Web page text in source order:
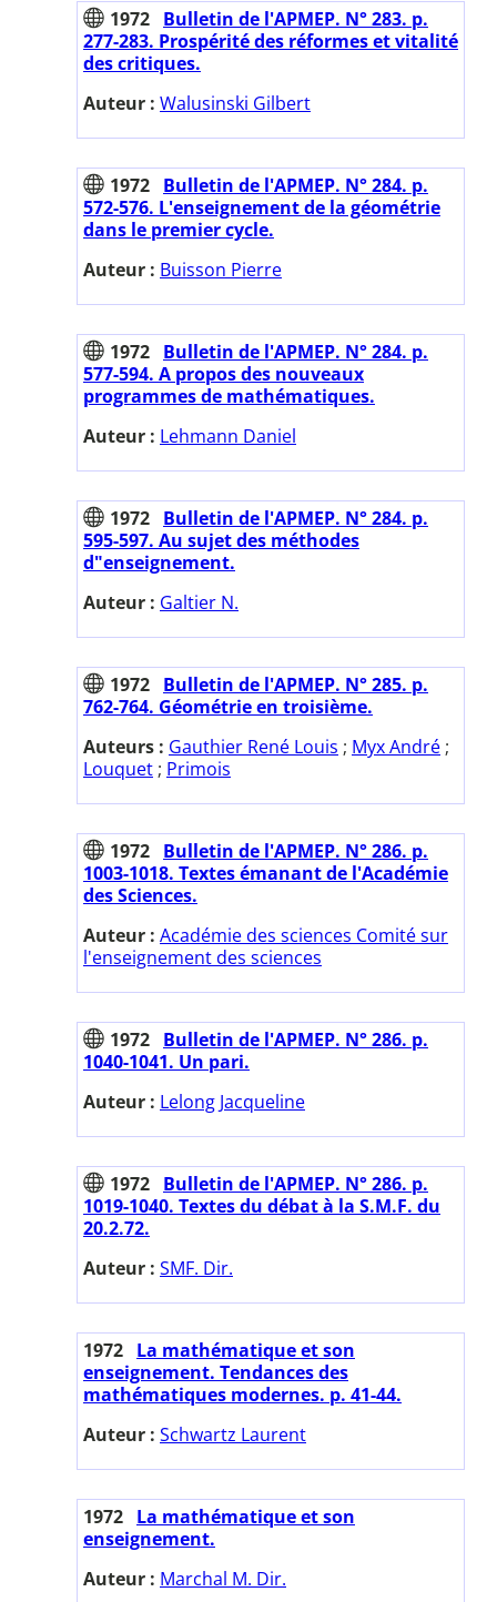
1972 Bulletin de l'APMEP. N° 283. p.
277-283. Prospérité des réformes et vitalité
des critiques.
Auteur : Walusinski Gilbert
1972 Bulletin de l'APMEP. N° 284. p.
572-576. L'enseignement de la géométrie
dans le premier cycle.
Auteur : Buisson Pierre
1972 Bulletin de l'APMEP. N° 284. p.
577-594. A propos des nouveaux
programmes de mathématiques.
Auteur : Lehmann Daniel
1972 Bulletin de l'APMEP. N° 284. p.
595-597. Au sujet des méthodes
d"enseignement.
Auteur : Galtier N.
1972 Bulletin de l'APMEP. N° 285. p.
762-764. Géométrie en troisième.
Auteurs : Gauthier René Louis ; Myx André ;
Louquet ; Primois
1972 Bulletin de l'APMEP. N° 286. p.
1003-1018. Textes émanant de l'Académie
des Sciences.
Auteur : Académie des sciences Comité sur
l'enseignement des sciences
1972 Bulletin de l'APMEP. N° 286. p.
1040-1041. Un pari.
Auteur : Lelong Jacqueline
1972 Bulletin de l'APMEP. N° 286. p.
1019-1040. Textes du débat à la S.M.F. du
20.2.72.
Auteur : SMF. Dir.
1972 La mathématique et son
enseignement. Tendances des
mathématiques modernes. p. 41-44.
Auteur : Schwartz Laurent
1972 La mathématique et son
enseignement.
Auteur : Marchal M. Dir.